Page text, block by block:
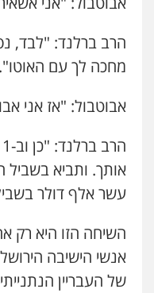
הרב ברלנד: "לבד,
מחכה לך עם האוטו".
אבוטבול: "אז אני
אותך. ותביא
עשר אלף דולר
השיחה הזו היא רק
אנשי הישיבה
של העבריין